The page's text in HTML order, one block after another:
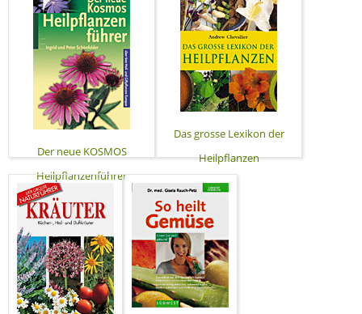
Der neue KOSMOS
Heilpflanzenführer
Das grosse Lexikon der
Heilpflanzen